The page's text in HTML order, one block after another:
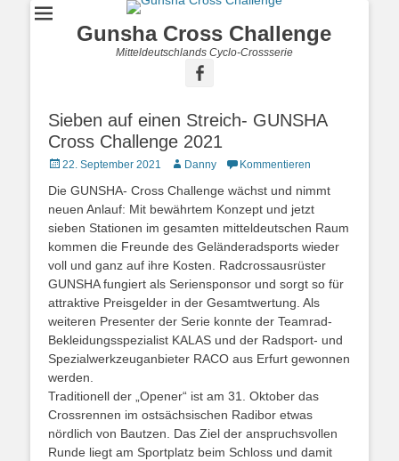
Gunsha Cross Challenge
Mitteldeutschlands Cyclo-Crossserie
Sieben auf einen Streich- GUNSHA
Cross Challenge 2021
22. September 2021 Danny Kommentieren
Die GUNSHA- Cross Challenge wächst und nimmt
neuen Anlauf: Mit bewährtem Konzept und jetzt
sieben Stationen im gesamten mitteldeutschen Raum
kommen die Freunde des Geländeradsports wieder
voll und ganz auf ihre Kosten. Radcrossausrüster
GUNSHA fungiert als Seriensponsor und sorgt so für
attraktive Preisgelder in der Gesamtwertung. Als
weiteren Presenter der Serie konnte der Teamrad-
Bekleidungsspezialist KALAS und der Radsport- und
Spezialwerkzeuganbieter RACO aus Erfurt gewonnen
werden.
Traditionell der „Opener“ ist am 31. Oktober das
Crossrennen im ostsächsischen Radibor etwas
nördlich von Bautzen. Das Ziel der anspruchsvollen
Runde liegt am Sportplatz beim Schloss und damit